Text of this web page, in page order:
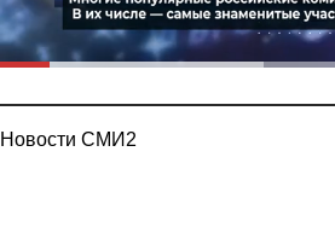
Новости СМИ2